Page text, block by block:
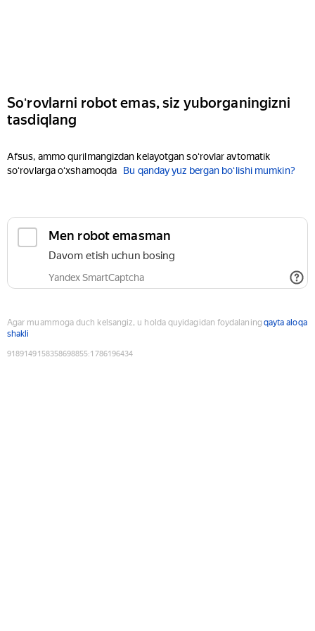
Soʻrovlarni robot emas, siz yuborganingizni
tasdiqlang
Afsus, ammo qurilmangizdan kelayotgan soʻrovlar avtomatik
soʻrovlarga oʻxshamoqda
Bu qanday yuz bergan boʻlishi mumkin?
Men robot emasman
Davom etish uchun bosing
Yandex SmartCaptcha
Agar muammoga duch kelsangiz, u holda quyidagidan foydalaning qayta aloqa
shakli
9189149158358698855:1786196434